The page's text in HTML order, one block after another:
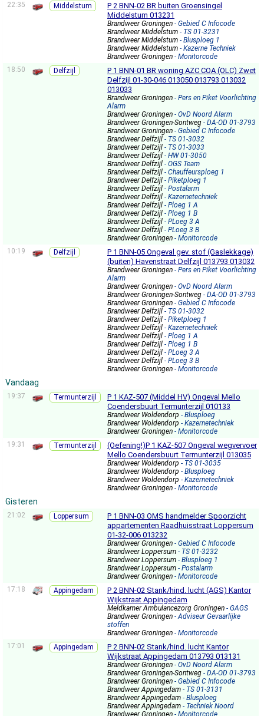
22:35 Middelstum
P 2 BNN-02 BR buiten Groensingel
Middelstum 013231
Brandweer Groningen - Gebied C Infocode
Brandweer Middelstum - TS 01-3231
Brandweer Middelstum - Blusploeg 1
Brandweer Middelstum - Kazerne Techniek
Brandweer Groningen - Monitorcode
18:50
Delfzijl
P 1 BNN-01 BR woning AZC COA (OLC) Zwet
Delfzijl 01-30-046 013050 013793 013032
013033
Brandweer Groningen - Pers en Piket Voorlichting
Alarm
Brandweer Groningen - OvD Noord Alarm
Brandweer Groningen-Sontweg - DA-OD 01-3793
Brandweer Groningen - Gebied C Infocode
Brandweer Delfzijl - TS 01-3032
Brandweer Delfzijl - TS 01-3033
Brandweer Delfzijl - HW 01-3050
Brandweer Delfzijl - OGS Team
Brandweer Delfzijl - Chauffeursploeg 1
Brandweer Delfzijl - Piketploeg 1
Brandweer Delfzijl - Postalarm
Brandweer Delfzijl - Kazernetechniek
Brandweer Delfzijl - Ploeg 1 A
Brandweer Delfzijl - Ploeg 1 B
Brandweer Delfzijl - PLoeg 3 A
Brandweer Delfzijl - PLoeg 3 B
Brandweer Groningen - Monitorcode
10:19
Delfzijl
P 1 BNN-05 Ongeval gev. stof (Gaslekkage)
(buiten) Havenstraat Delfzijl 013793 013032
Brandweer Groningen - Pers en Piket Voorlichting
Alarm
Brandweer Groningen - OvD Noord Alarm
Brandweer Groningen-Sontweg - DA-OD 01-3793
Brandweer Groningen - Gebied C Infocode
Brandweer Delfzijl - TS 01-3032
Brandweer Delfzijl - Piketploeg 1
Brandweer Delfzijl - Kazernetechniek
Brandweer Delfzijl - Ploeg 1 A
Brandweer Delfzijl - Ploeg 1 B
Brandweer Delfzijl - PLoeg 3 A
Brandweer Delfzijl - PLoeg 3 B
Brandweer Groningen - Monitorcode
Vandaag
19:37 Termunterzijl
P 1 KAZ-507 (Middel HV) Ongeval Mello
Coendersbuurt Termunterzijl 010133
Brandweer Woldendorp - Blusploeg
Brandweer Woldendorp - Kazernetechniek
Brandweer Groningen - Monitorcode
19:31
Termunterzijl
(Oefening!)P 1 KAZ-507 Ongeval wegvervoer
Mello Coendersbuurt Termunterzijl 013035
Brandweer Woldendorp - TS 01-3035
Brandweer Woldendorp - Blusploeg
Brandweer Woldendorp - Kazernetechniek
Brandweer Groningen - Monitorcode
Gisteren
21:02 Loppersum
P 1 BNN-03 OMS handmelder Spoorzicht
appartementen Raadhuisstraat Loppersum
01-32-006 013232
Brandweer Groningen - Gebied C Infocode
Brandweer Loppersum - TS 01-3232
Brandweer Loppersum - Blusploeg 1
Brandweer Loppersum - Postalarm
Brandweer Groningen - Monitorcode
17:18
Appingedam
P 2 BNN-02 Stank/hind. lucht (AGS) Kantor
Wijkstraat Appingedam
Meldkamer Ambulancezorg Groningen - GAGS
Brandweer Groningen - Adviseur Gevaarlijke
stoffen
Brandweer Groningen - Monitorcode
17:01
Appingedam
P 2 BNN-02 Stank/hind. lucht Kantor
Wijkstraat Appingedam 013793 013131
Brandweer Groningen - OvD Noord Alarm
Brandweer Groningen-Sontweg - DA-OD 01-3793
Brandweer Groningen - Gebied C Infocode
Brandweer Appingedam - TS 01-3131
Brandweer Appingedam - Blusploeg
Brandweer Appingedam - Techniek Noord
Brandweer Groningen - Monitorcode